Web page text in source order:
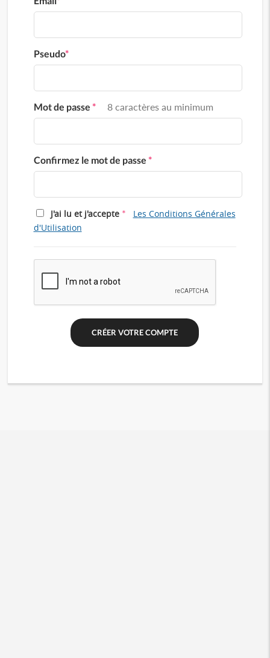
Pseudo*
Mot de passe * 8 caractères au minimum
Confirmez le mot de passe *
J'ai lu et j'accepte *
Les Conditions Générales
d'Utilisation